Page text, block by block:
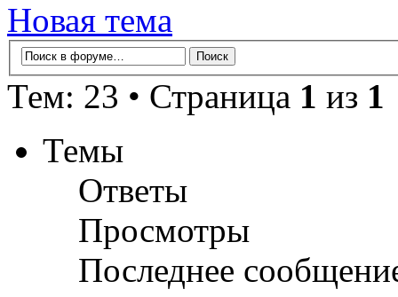
Новая тема
Тем: 23 • Страница 1 из 1
Темы
Ответы
Просмотры
Последнее